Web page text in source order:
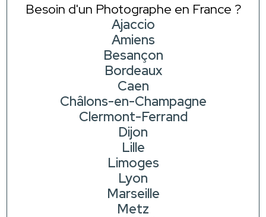
Besoin d'un Photographe en France ?
Ajaccio
Amiens
Besançon
Bordeaux
Caen
Châlons-en-Champagne
Clermont-Ferrand
Dijon
Lille
Limoges
Lyon
Marseille
Metz